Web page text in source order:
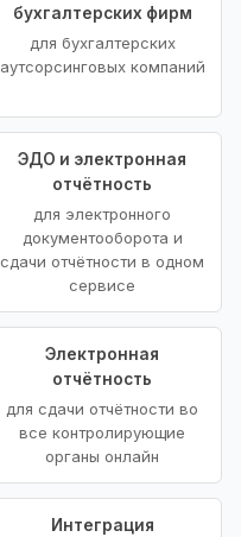
бухгалтерских фирм
для бухгалтерских
аутсорсинговых компаний
ЭДО и электронная
отчётность
для электронного
документооборота и
сдачи отчётности в одном
сервисе
Электронная
отчётность
для сдачи отчётности во
все контролирующие
органы онлайн
Интеграция